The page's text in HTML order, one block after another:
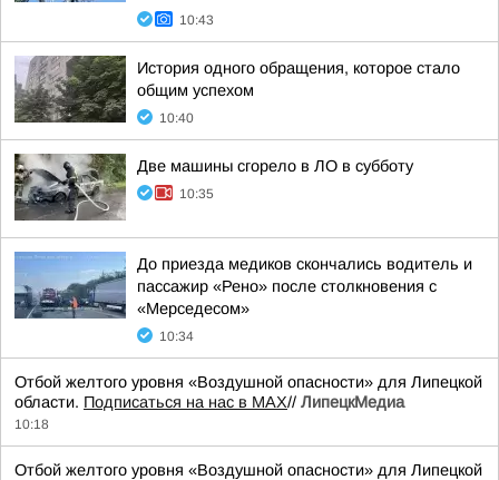
10:43
История одного обращения, которое стало
общим успехом
10:40
Две машины сгорело в ЛО в субботу
10:35
До приезда медиков скончались водитель и
пассажир «Рено» после столкновения с
«Мерседесом»
10:34
Отбой желтого уровня «Воздушной опасности» для Липецкой
области. Подписаться на нас в МАХ// ЛипецкМедиа
10:18
Отбой желтого уровня «Воздушной опасности» для Липецкой